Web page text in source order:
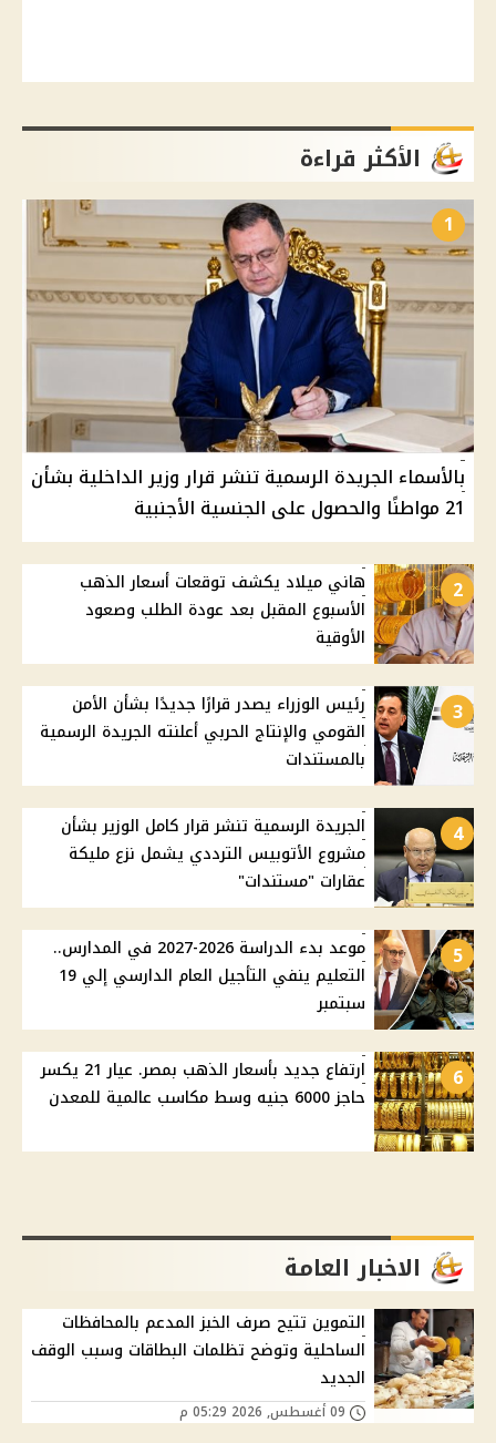
الأكثر قراءة
1
بالأسماء الجريدة الرسمية تنشر قرار وزير الداخلية بشأن
21 مواطنًا والحصول على الجنسية الأجنبية
2
هاني ميلاد يكشف توقعات أسعار الذهب
الأسبوع المقبل بعد عودة الطلب وصعود
الأوقية
3
رئيس الوزراء يصدر قرارًا جديدًا بشأن الأمن
القومي والإنتاج الحربي أعلنته الجريدة الرسمية
بالمستندات
4
الجريدة الرسمية تنشر قرار كامل الوزير بشأن
مشروع الأتوبيس الترددي يشمل نزع مليكة
عقارات "مستندات"
5
موعد بدء الدراسة 2026-2027 في المدارس..
التعليم ينفي التأجيل العام الدارسي إلي 19
سبتمبر
6
ارتفاع جديد بأسعار الذهب بمصر. عيار 21 يكسر
حاجز 6000 جنيه وسط مكاسب عالمية للمعدن
الاخبار العامة
التموين تتيح صرف الخبز المدعم بالمحافظات
الساحلية وتوضح تظلمات البطاقات وسبب الوقف
الجديد